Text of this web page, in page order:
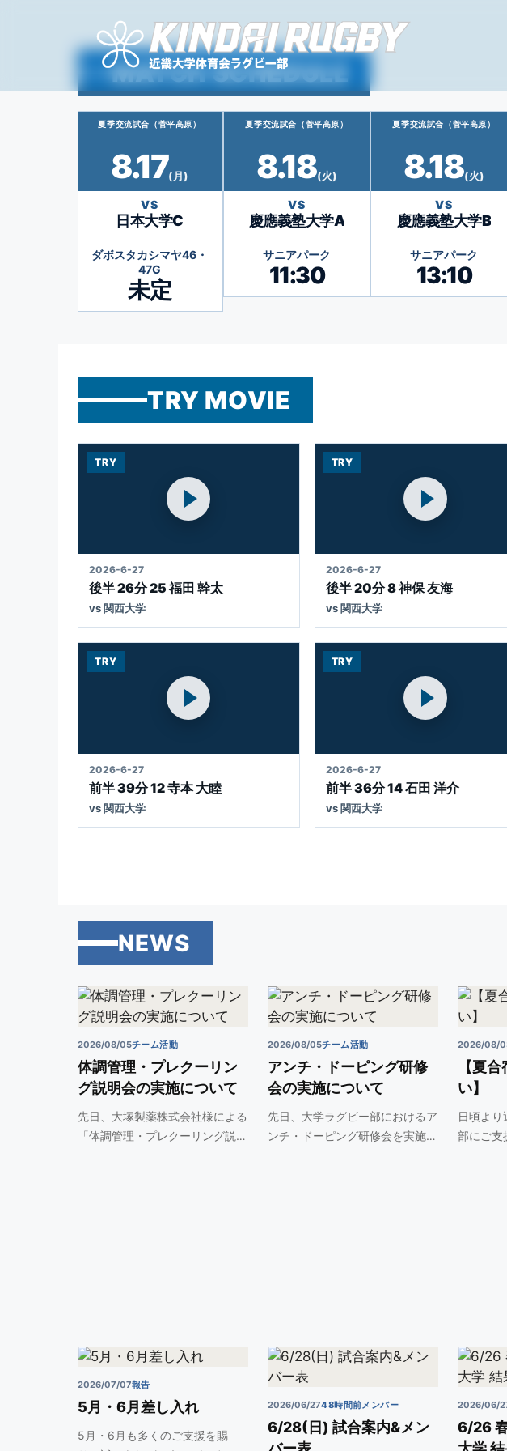
ツ
MATCH SCHEDULE
夏季交流試合（菅平高原）
8.17(月)
VS
日本大学C
ダボスタカシマヤ46・
47G
未定
夏季交流試合（菅平高原）
8.18(火)
VS
慶應義塾大学A
サニアパーク
11:30
夏季交流試合（菅平高原）
8.18(火)
VS
慶應義塾大学B
サニアパーク
13:10
TRY MOVIE
MOVIE
TRY
2026-6-27
後半 26分 25 福田 幹太
vs 関西大学
MOVIE
TRY
2026-6-27
後半 20分 8 神保 友海
vs 関西大学
MOVIE
TRY
2026-6-27
前半 39分 12 寺本 大睦
vs 関西大学
MOVIE
TRY
2026-6-27
前半 36分 14 石田 洋介
vs 関西大学
NEWS
2026/08/05チーム活動
体調管理・プレクーリン
グ説明会の実施について
先日、大塚製薬株式会社様による
「体調管理・プレクーリング説
2026/08/05チーム活動
アンチ・ドーピング研修
会の実施について
先日、大学ラグビー部におけるア
ンチ・ドーピング研修会を実施
2026/08/
【夏
い】
日頃より
部にご支
2026/07/07報告
5月・6月差し入れ
5月・6月も多くのご支援を賜
2026/06/2748時間前メンバー
6/28(日) 試合案内&メン
2026/06/
6/26